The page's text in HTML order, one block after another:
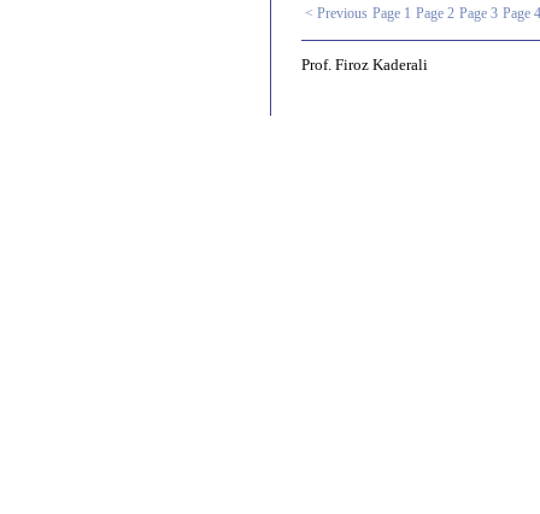
< Previous Page 1 Page 2 Page 3 Page 4
Prof. Firoz Kaderali